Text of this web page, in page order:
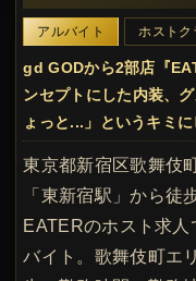
アルバイト ホストク
gd GODから2部店『
ンセプトにした内装、
ょっと...」というキミ
東京都新宿区歌舞伎
「東新宿駅」から徒
EATERのホスト求
バイト。歌舞伎町エ